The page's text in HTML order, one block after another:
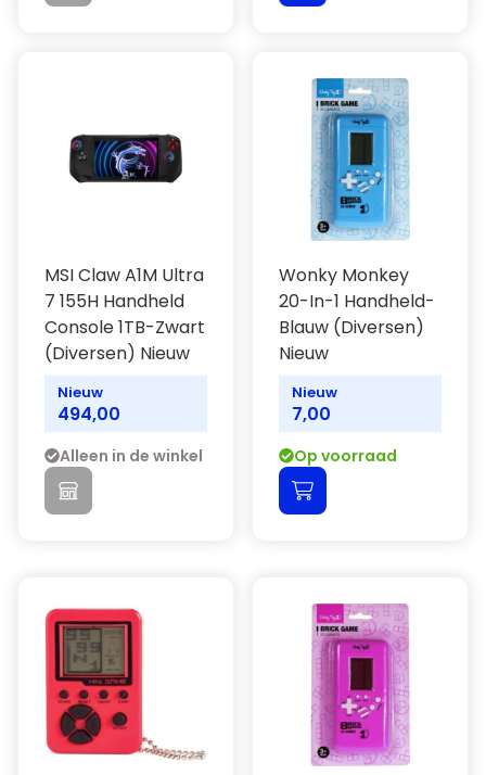
MSI Claw A1M Ultra
7 155H Handheld
Console 1TB-Zwart
(Diversen) Nieuw
Nieuw
494,00
Alleen in de winkel
Wonky Monkey
20-In-1 Handheld-
Blauw (Diversen)
Nieuw
Nieuw
7,00
Op voorraad